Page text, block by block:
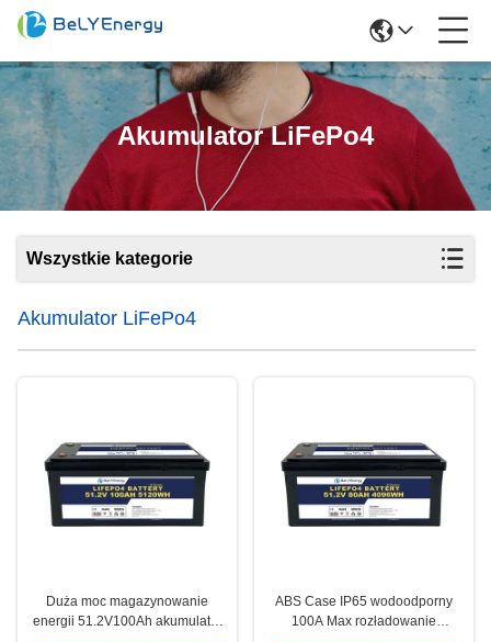
Akumulator LiFePo4
Wszystkie kategorie
Akumulator LiFePo4
Duża moc magazynowanie
energii 51.2V100Ah akumulator
ABS Case IP65 wodoodporny
100A Max rozładowanie